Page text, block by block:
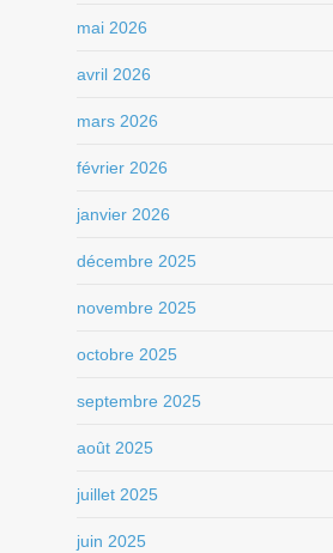
mai 2026
avril 2026
mars 2026
février 2026
janvier 2026
décembre 2025
novembre 2025
octobre 2025
septembre 2025
août 2025
juillet 2025
juin 2025